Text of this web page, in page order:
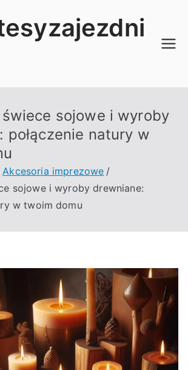
świece sojowe i wyroby
połączenie natury w
Akcesoria imprezowe
sojowe i wyroby drewniane:
w twoim domu